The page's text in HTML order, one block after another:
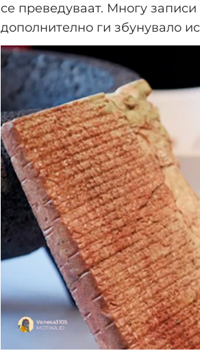
се преведуваат. Многу
дополнително ги збунувало